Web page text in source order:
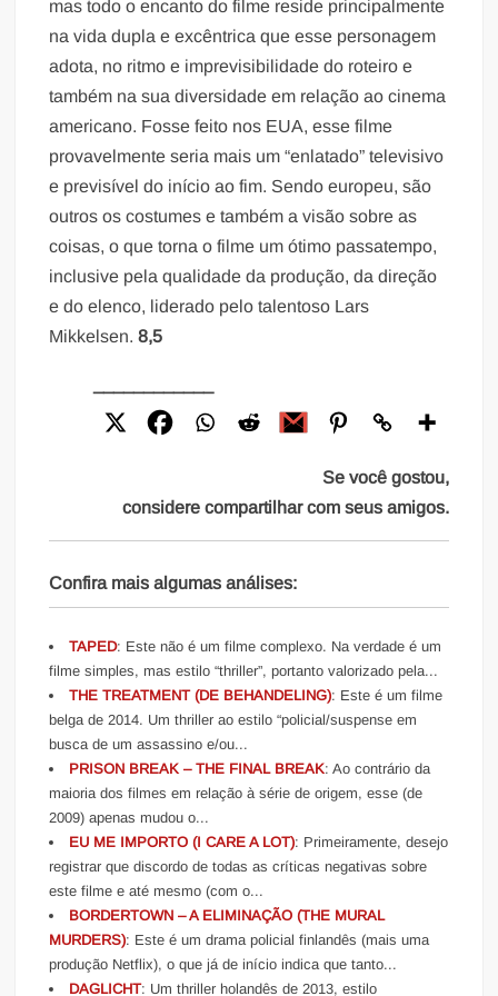
mas todo o encanto do filme reside principalmente
na vida dupla e excêntrica que esse personagem
adota, no ritmo e imprevisibilidade do roteiro e
também na sua diversidade em relação ao cinema
americano. Fosse feito nos EUA, esse filme
provavelmente seria mais um “enlatado” televisivo
e previsível do início ao fim. Sendo europeu, são
outros os costumes e também a visão sobre as
coisas, o que torna o filme um ótimo passatempo,
inclusive pela qualidade da produção, da direção
e do elenco, liderado pelo talentoso Lars
Mikkelsen.8,5
Se você gostou,
considere compartilhar com seus amigos.
Confira mais algumas análises:
TAPED: Este não é um filme complexo. Na verdade é um
filme simples, mas estilo “thriller”, portanto valorizado pela...
THE TREATMENT (DE BEHANDELING): Este é um filme
belga de 2014. Um thriller ao estilo “policial/suspense em
busca de um assassino e/ou...
PRISON BREAK – THE FINAL BREAK: Ao contrário da
maioria dos filmes em relação à série de origem, esse (de
2009) apenas mudou o...
EU ME IMPORTO (I CARE A LOT): Primeiramente, desejo
registrar que discordo de todas as críticas negativas sobre
este filme e até mesmo (com o...
BORDERTOWN – A ELIMINAÇÃO (THE MURAL
MURDERS): Este é um drama policial finlandês (mais uma
produção Netflix), o que já de início indica que tanto...
DAGLICHT: Um thriller holandês de 2013, estilo